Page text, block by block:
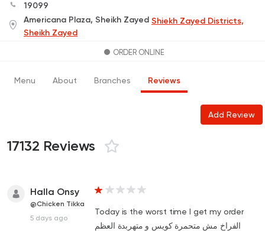
19099
Americana Plaza, Sheikh Zayed Shiekh Zayed Districts,
Sheikh Zayed
ORDER ONLINE
Menu About Branches Reviews
Add Review
17132 Reviews
Halla Onsy
@Chicken Tikka
5 days ago
Today is the worst time I get my order
الفراخ مش متحمرة كويس و متهربدة العظم